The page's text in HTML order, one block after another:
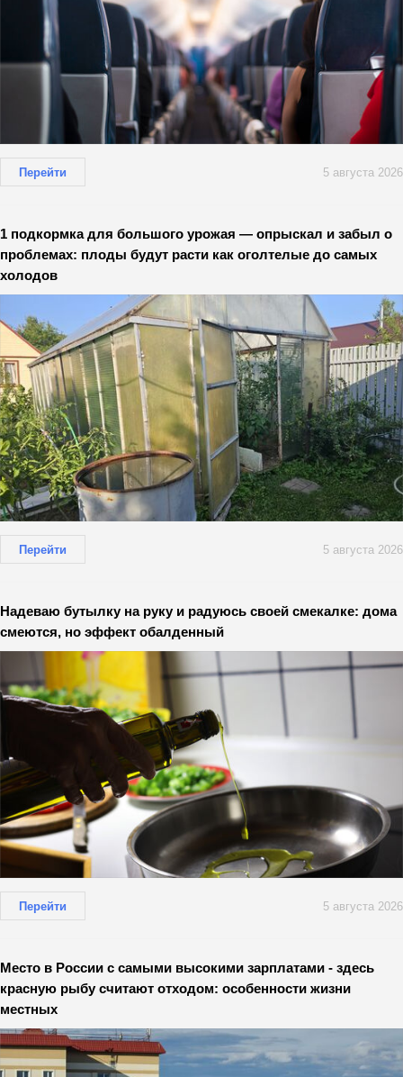
Перейти 5 августа 2026
1 подкормка для большого урожая — опрыскал и забыл о
проблемах: плоды будут расти как оголтелые до самых
холодов
Перейти 5 августа 2026
Надеваю бутылку на руку и радуюсь своей смекалке: дома
смеются, но эффект обалденный
Перейти 5 августа 2026
Место в России с самыми высокими зарплатами - здесь
красную рыбу считают отходом: особенности жизни
местных